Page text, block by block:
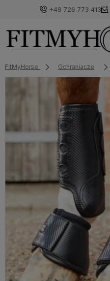
+48 726 773 413
FitMyHorse Ochraniacze